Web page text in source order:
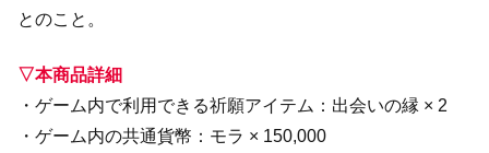
とのこと。
▽本商品詳細
・ゲーム内で利用できる祈願アイテム：出会いの縁 × 2
・ゲーム内の共通貨幣：モラ × 150,000